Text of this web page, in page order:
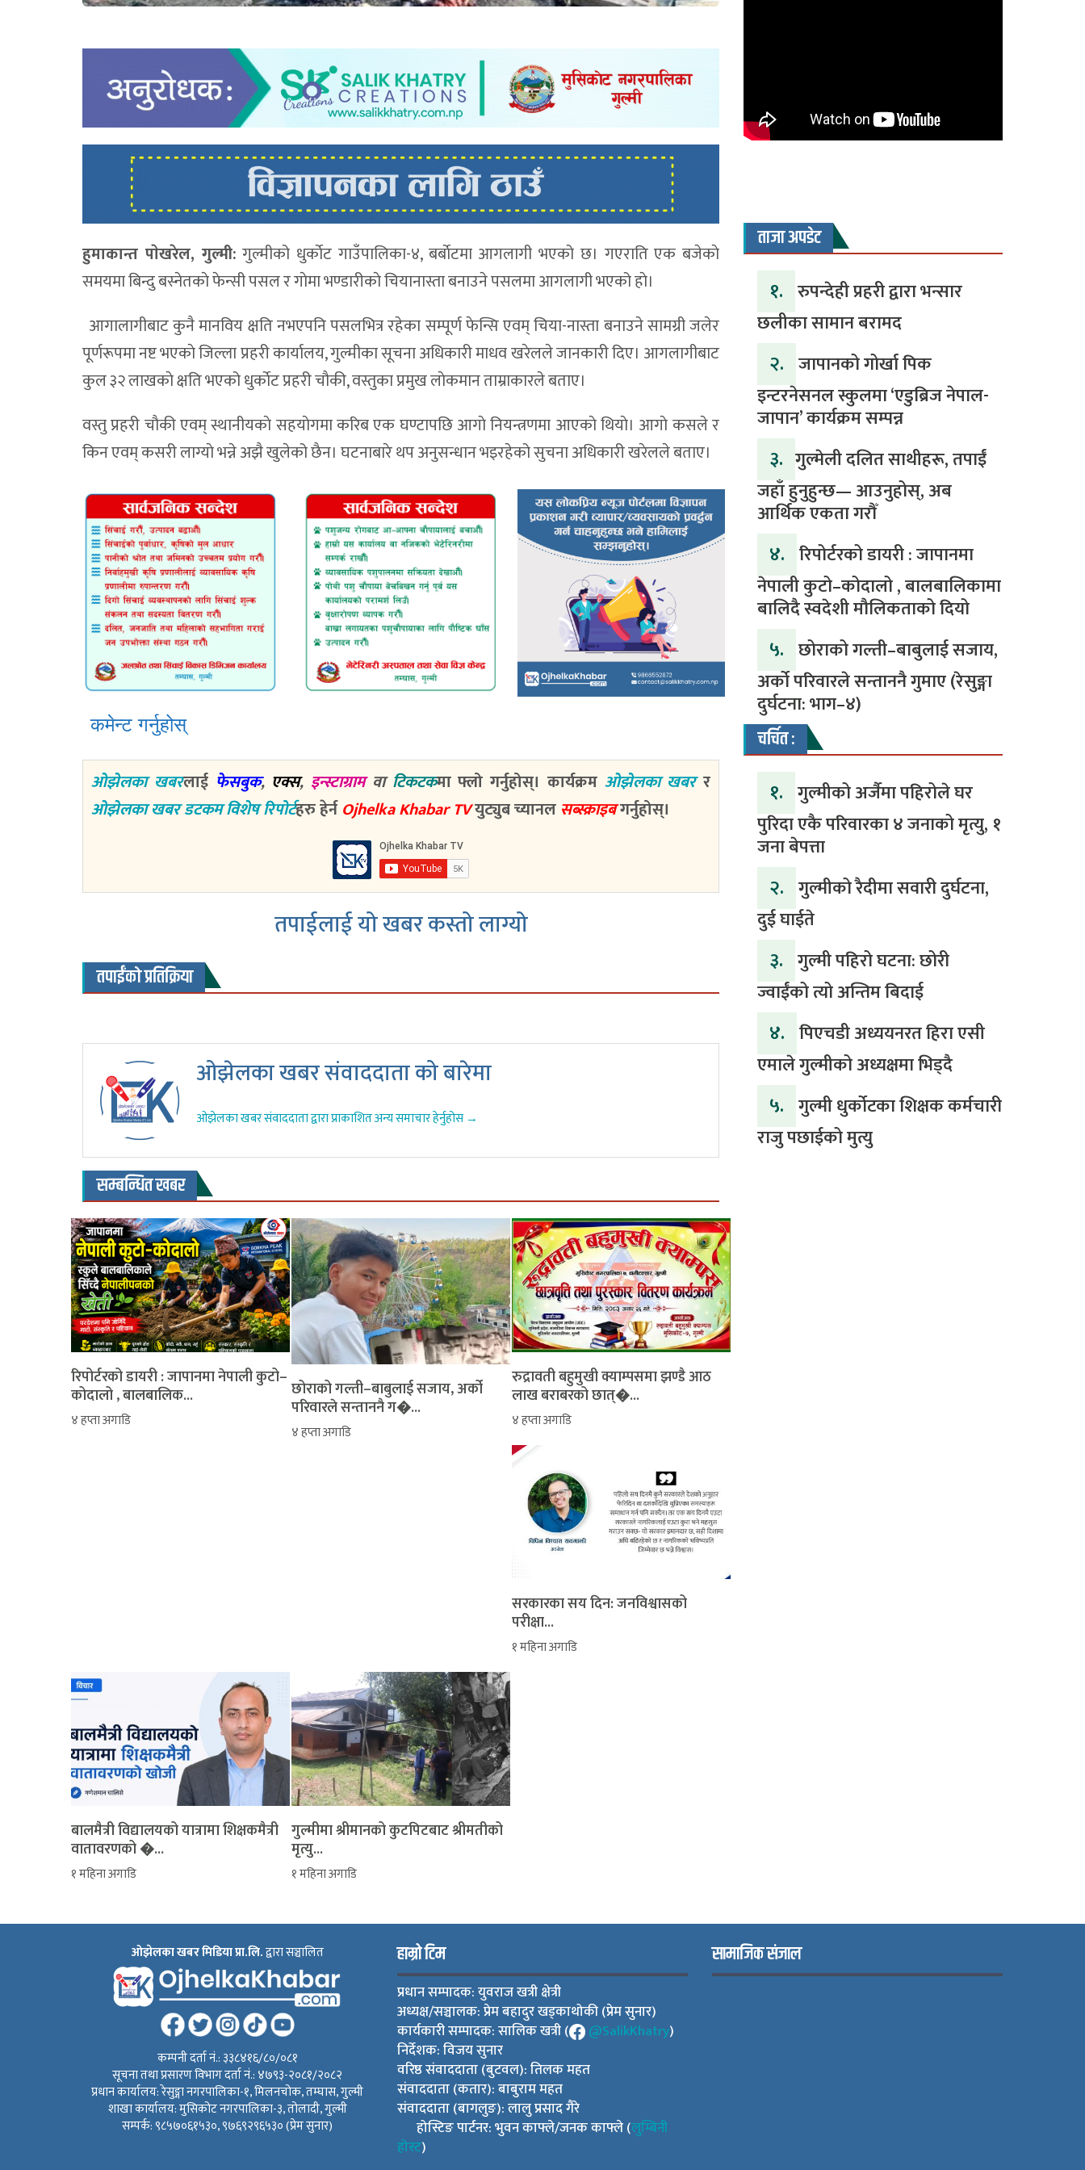
हुमाकान्त पाेखरेल, गुल्मी: गुल्मीको धुर्काेट गाउँपालिका-४, बर्बाेटमा आगलागी भएको छ। गएराति एक बजेकाे
समयमा बिन्दु बस्नेतकाे फेन्सी पसल र गाेमा भण्डारीकाे चियानास्ता बनाउने पसलमा आगलागी भएको हाे।
आगालागीबाट कुनै मानविय क्षति नभएपनि पसलभित्र रहेका सम्पूर्ण फेन्सि एवम् चिया-नास्ता बनाउने सामग्री जलेर
पूर्णरूपमा नष्ट भएकाे जिल्ला प्रहरी कार्यालय, गुल्मीका सूचना अधिकारी माधव खरेलले जानकारी दिए। आगलागीबाट
कुल ३२ लाखकाे क्षति भएको धुर्काेट प्रहरी चाैकी, वस्तुका प्रमुख लाेकमान ताम्राकारले बताए।
वस्तु प्रहरी चाैकी एवम् स्थानीयकाे सहयाेगमा करिब एक घण्टापछि आगाे नियन्त्रणमा आएकाे थियाे। आगाे कसले र
किन एवम् कसरी लाग्याे भन्ने अझै खुलेको छैन। घटनाबारे थप अनुसन्धान भइरहेको सुचना अधिकारी खरेलले बताए।
कमेन्ट गर्नुहोस्
ओझेलका खबरलाई फेसबुक, एक्स, इन्स्टाग्रामवाटिकटकमा फ्लो गर्नुहोस्। कार्यक्रम ओझेलका खबरर
ओझेलका खबर डटकम विशेष रिपोर्टहरु हेर्नOjhelka Khabar TVयुट्युब च्यानल सब्स्क्राइबगर्नुहोस्।
तपाईलाई यो खबर कस्तो लाग्यो
तपाईंको प्रतिक्रिया
ओझेलका खबर संवाददाता को बारेमा
ओझेलका खबर संवाददाता द्वारा प्राकाशित अन्य समाचार हेर्नुहोस →
सम्बन्धित खबर
रिपोर्टरको डायरी : जापानमा नेपाली कुटो–
कोदालो , बालबालिक...
४ हप्ता अगाडि
‎​छोराको गल्ती–बाबुलाई सजाय, अर्को
परिवारले सन्ताननै ग�...
४ हप्ता अगाडि
रुद्रावती बहुमुखी क्याम्पसमा झण्डै आठ
लाख बराबरको छात्�...
४ हप्ता अगाडि
सरकारका सय दिन: जनविश्वासको
परीक्षा...
१ महिना अगाडि
बालमैत्री विद्यालयको यात्रामा शिक्षकमैत्री
वातावरणको �...
१ महिना अगाडि
‎गुल्मीमा श्रीमानको कुटपिटबाट श्रीमतीको
मृत्यु...
१ महिना अगाडि
ताजा अपडेट
१. रुपन्देही प्रहरी द्वारा भन्सार
छलीका सामान बरामद
२. जापानको गोर्खा पिक
इन्टरनेसनल स्कुलमा ‘एडुब्रिज नेपाल-
जापान’ कार्यक्रम सम्पन्न
३. ​गुल्मेली दलित साथीहरू, तपाईं
जहाँ हुनुहुन्छ— आउनुहोस्, अब
आर्थिक एकता गरौँ
४. रिपोर्टरको डायरी : जापानमा
नेपाली कुटो–कोदालो , बालबालिकामा
बालिदै स्वदेशी मौलिकताको दियो
५. ‎​छोराको गल्ती–बाबुलाई सजाय,
अर्को परिवारले सन्ताननै गुमाए (रेसुङ्गा
दुर्घटना: भाग–४) ‎
चर्चित :
१. गुल्मीको अर्जैमा पहिरोले घर
पुरिदा एकै परिवारका ४ जनाको मृत्यु, १
जना बेपत्ता
२. गुल्मीको रैदीमा सवारी दुर्घटना,
दुई घाईते
३. गुल्मी पहिरो घटना: छोरी
ज्वाईंको त्यो अन्तिम बिदाई
४. पिएचडी अध्ययनरत हिरा एसी
एमाले गुल्मीको अध्यक्षमा भिड्दै
५. गुल्मी धुर्कोटका शिक्षक कर्मचारी
राजु पछाईको मुत्यु
ओझेलका खबर मिडिया प्रा.लि.द्वारा सञ्चालित
कम्पनी दर्ता नं.: ३३८४१६/८०/०८१
सूचना तथा प्रसारण विभाग दर्ता नं.: ४७९३-२०८१/२०८२
प्रधान कार्यालय: रेसुङ्गा नगरपालिका-१, मिलनचोक, तम्घास, गुल्मी
शाखा कार्यालय: मुसिकोट नगरपालिका-३, तोलादी, गुल्मी
सम्पर्क: ९८५७०६१५३०, ९७६९२९६५३० (प्रेम सुनार)
हाम्रो टिम
प्रधान सम्पादक: युवराज खत्री क्षेत्री
अध्यक्ष/सञ्चालक: प्रेम बहादुर खड्काथोकी (प्रेम सुनार)
कार्यकारी सम्पादक: सालिक खत्री (
@SalikKhatry)
निर्देशक: विजय सुनार
वरिष्ठ संवाददाता (बुटवल): तिलक महत
संवाददाता (कतार): बाबुराम महत
संवाददाता (बागलुङ): लालु प्रसाद गैरे
होस्टिङ पार्टनर: भुवन काफ्ले/जनक काफ्ले (लुम्बिनी
होस्ट)
सामाजिक संजाल